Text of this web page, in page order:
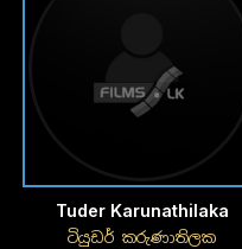
Tuder Karunathilaka
ටියුඩර් කරුණාතිලක